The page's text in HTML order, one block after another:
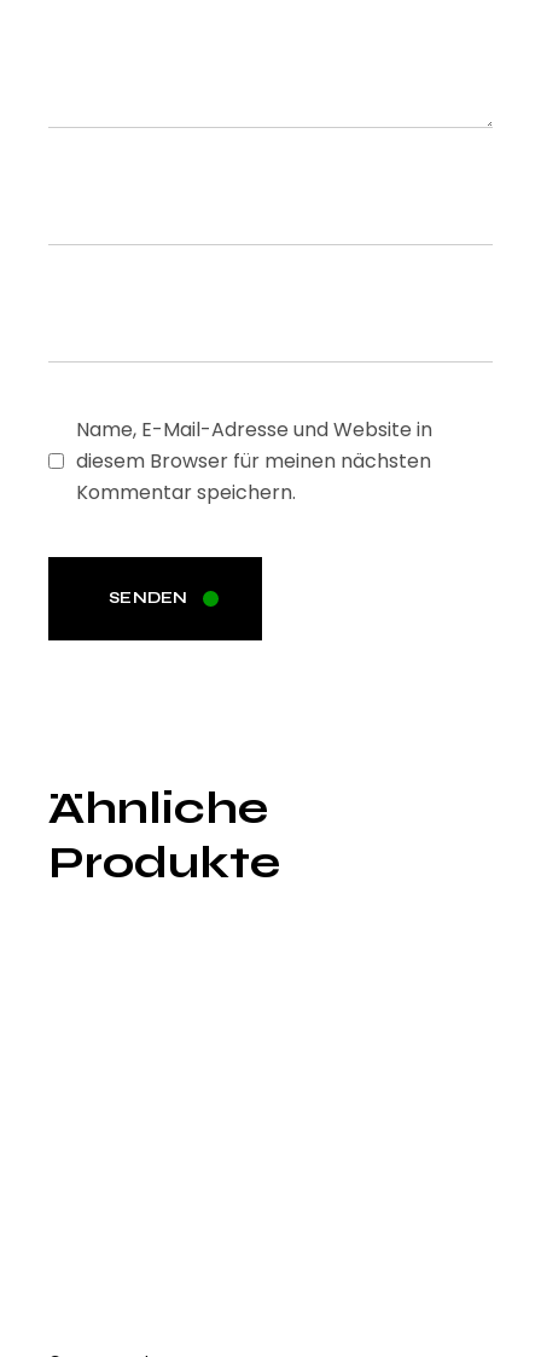
Name, E-Mail-Adresse und Website in
diesem Browser für meinen nächsten
Kommentar speichern.
SENDEN
Ähnliche
Produkte